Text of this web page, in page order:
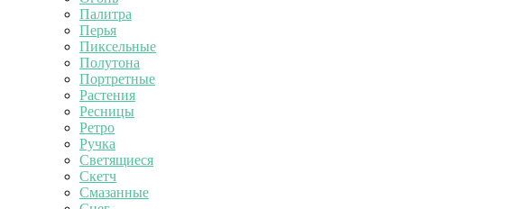
Палитра
Перья
Пиксельные
Полутона
Портретные
Растения
Ресницы
Ретро
Ручка
Светящиеся
Скетч
Смазанные